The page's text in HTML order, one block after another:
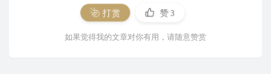
打赏 赞3
如果觉得我的文章对你有用，请随意赞赏